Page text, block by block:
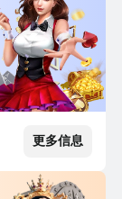
更多信息